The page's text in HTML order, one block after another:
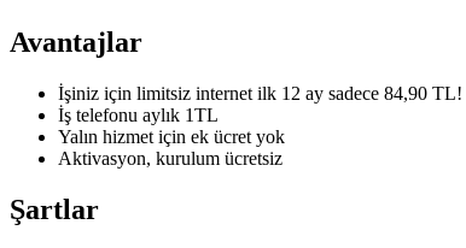
Avantajlar
İşiniz için limitsiz internet ilk 12 ay sadece 84,90 TL!
İş telefonu aylık 1TL
Yalın hizmet için ek ücret yok
Aktivasyon, kurulum ücretsiz
Şartlar